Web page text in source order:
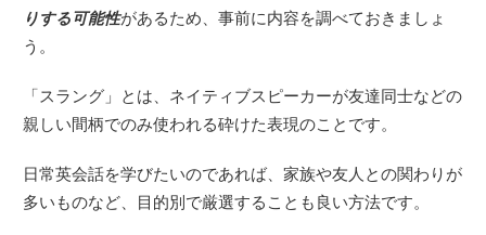
りする可能性があるため、事前に内容を調べておきましょ
う。
「スラング」とは、ネイティブスピーカーが友達同士などの
親しい間柄でのみ使われる砕けた表現のことです。
日常英会話を学びたいのであれば、家族や友人との関わりが
多いものなど、目的別で厳選することも良い方法です。